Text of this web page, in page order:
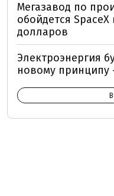
Мегазавод по
обойдется
долларов
Электроэнергия
новому